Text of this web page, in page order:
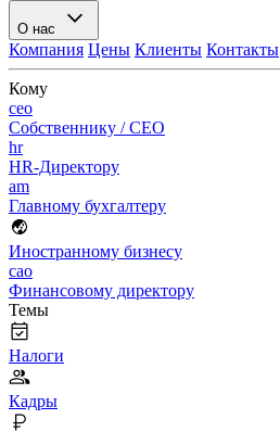
О нас
Компания Цены Клиенты Контакты
Кому
ceo
Собственнику / CEO
hr
HR-Директору
am
Главному бухгалтеру
Иностранному бизнесу
cao
Финансовому директору
Темы
Налоги
Кадры